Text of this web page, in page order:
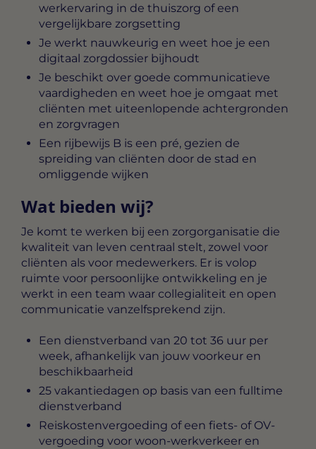
werkervaring in de thuiszorg of een
vergelijkbare zorgsetting
Je werkt nauwkeurig en weet hoe je een
digitaal zorgdossier bijhoudt
Je beschikt over goede communicatieve
vaardigheden en weet hoe je omgaat met
cliënten met uiteenlopende achtergronden
en zorgvragen
Een rijbewijs B is een pré, gezien de
spreiding van cliënten door de stad en
omliggende wijken
Wat bieden wij?
Je komt te werken bij een zorgorganisatie die
kwaliteit van leven centraal stelt, zowel voor
cliënten als voor medewerkers. Er is volop
ruimte voor persoonlijke ontwikkeling en je
werkt in een team waar collegialiteit en open
communicatie vanzelfsprekend zijn.
Een dienstverband van 20 tot 36 uur per
week, afhankelijk van jouw voorkeur en
beschikbaarheid
25 vakantiedagen op basis van een fulltime
dienstverband
Reiskostenvergoeding of een fiets- of OV-
vergoeding voor woon-werkverkeer en